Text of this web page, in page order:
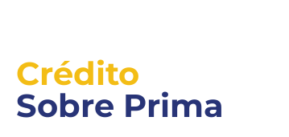
Crédito
Sobre Prima